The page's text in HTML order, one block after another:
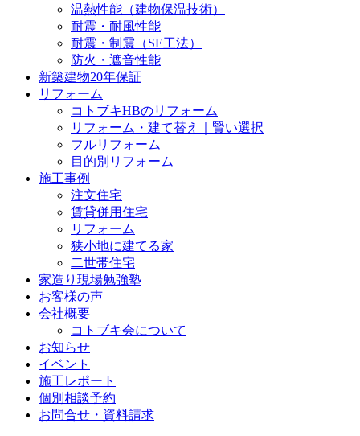
温熱性能（建物保温技術）
耐震・耐風性能
耐震・制震（SE工法）
防火・遮音性能
新築建物20年保証
リフォーム
コトブキHBのリフォーム
リフォーム・建て替え｜賢い選択
フルリフォーム
目的別リフォーム
施工事例
注文住宅
賃貸併用住宅
リフォーム
狭小地に建てる家
二世帯住宅
家造り現場勉強塾
お客様の声
会社概要
コトブキ会について
お知らせ
イベント
施工レポート
個別相談予約
お問合せ・資料請求